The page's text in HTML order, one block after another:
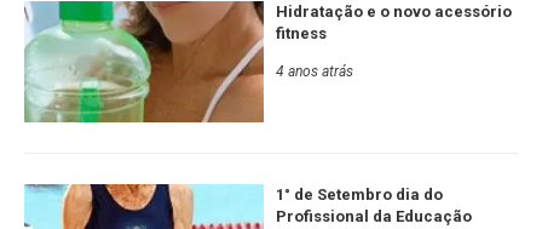
Hidratação e o novo acessório
fitness
4 anos atrás
1° de Setembro dia do
Profissional da Educação